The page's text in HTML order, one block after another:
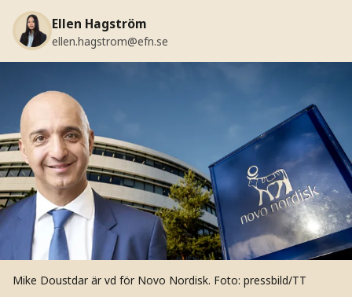
Ellen Hagström
ellen.hagstrom@efn.se
Mike Doustdar är vd för Novo Nordisk. Foto: pressbild/TT